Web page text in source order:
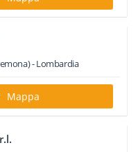
-Lombardia
Mappa